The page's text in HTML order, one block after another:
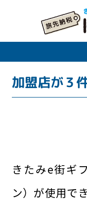
加盟店が３
きたみe街ギ
ン）が使用で